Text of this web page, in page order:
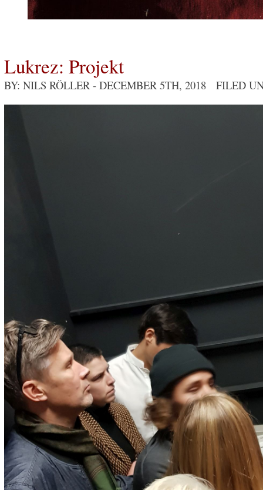
Lukrez: Projekt
BY: NILS RÖLLER - DECEMBER 5TH, 2018 FILED